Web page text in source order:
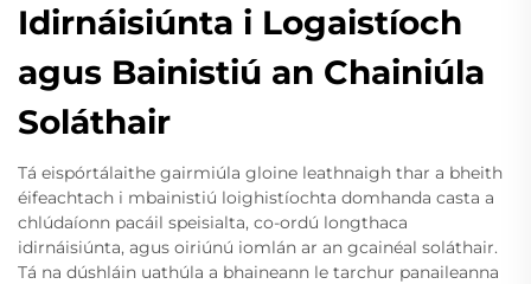
Idirnáisiúnta i Logaistíoch
agus Bainistiú an Chainiúla
Soláthair
Tá eispórtálaithe gairmiúla gloine leathnaigh thar a bheith
éifeachtach i mbainistiú loighistíochta domhanda casta a
chlúdaíonn pacáil speisialta, co-ordú longthaca
idirnáisiúnta, agus oiriúnú iomlán ar an gcainéal soláthair.
Tá na dúshláin uathúla a bhaineann le tarchur panaileanna